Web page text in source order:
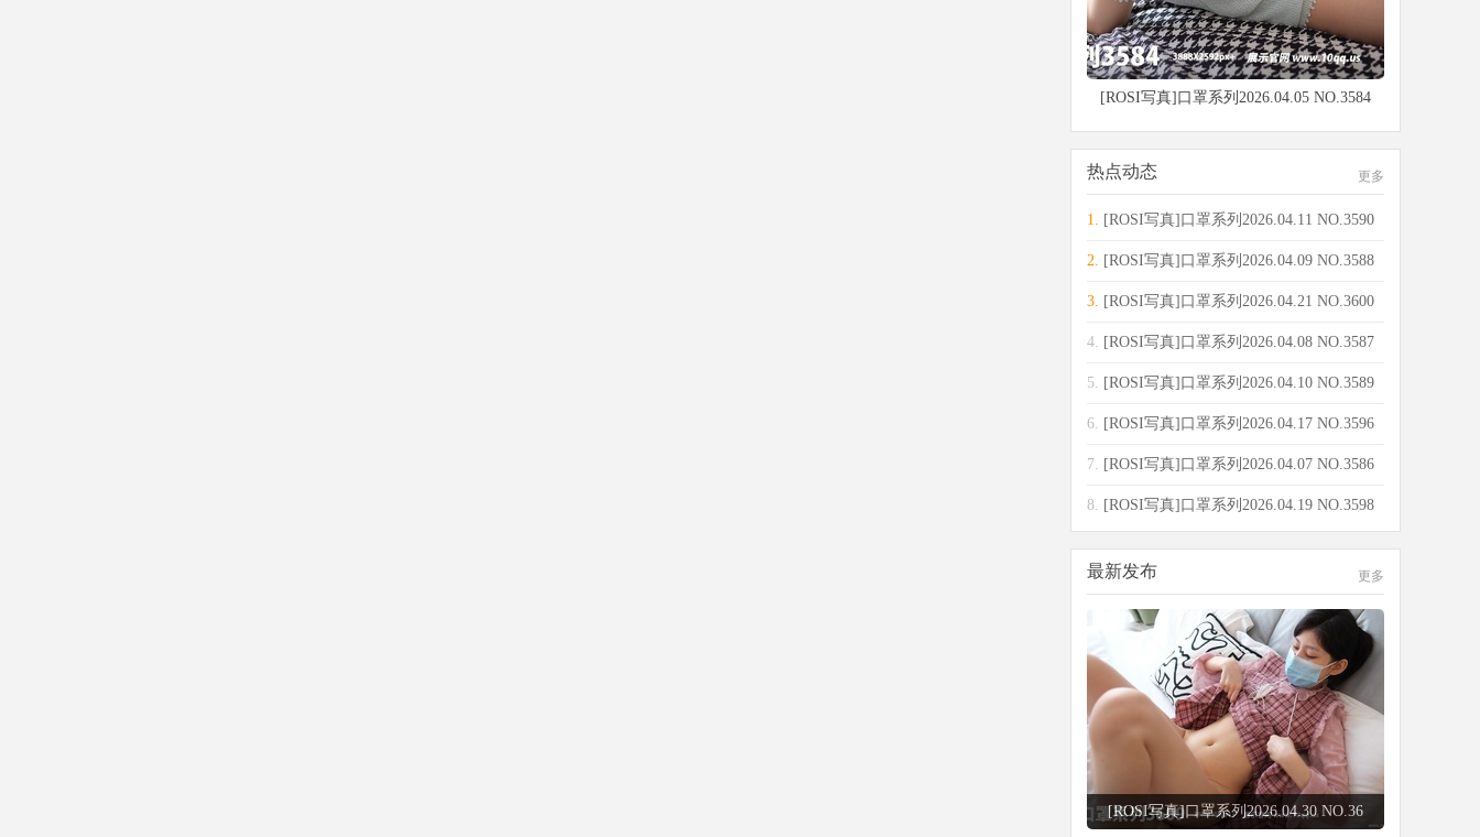
[ROSI写真]口罩系列2026.04.05 NO.3584
更多
热点动态
1. [ROSI写真]口罩系列2026.04.11 NO.3590
[14
2. [ROSI写真]口罩系列2026.04.09 NO.3588
[92
3. [ROSI写真]口罩系列2026.04.21 NO.3600
[65
4. [ROSI写真]口罩系列2026.04.08 NO.3587
[10
5. [ROSI写真]口罩系列2026.04.10 NO.3589
[13
6. [ROSI写真]口罩系列2026.04.17 NO.3596
[65
7. [ROSI写真]口罩系列2026.04.07 NO.3586
[90
8. [ROSI写真]口罩系列2026.04.19 NO.3598
更多
最新发布
[ROSI写真]口罩系列2026.04.29 NO.36